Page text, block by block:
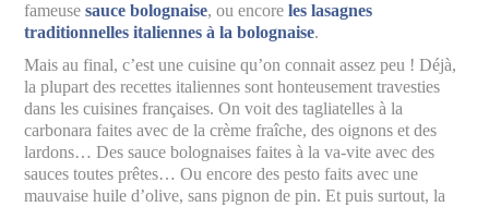
fameusesauce bolognaise, ou encore les lasagnes
traditionnelles italiennes à la bolognaise.
Mais au final, c’est une cuisine qu’on connait assez peu ! Déjà,
la plupart des recettes italiennes sont honteusement travesties
dans les cuisines françaises. On voit des tagliatelles à la
carbonara faites avec de la crème fraîche, des oignons et des
lardons… Des sauce bolognaises faites à la va-vite avec des
sauces toutes prêtes… Ou encore des pesto faits avec une
mauvaise huile d’olive, sans pignon de pin. Et puis surtout, la